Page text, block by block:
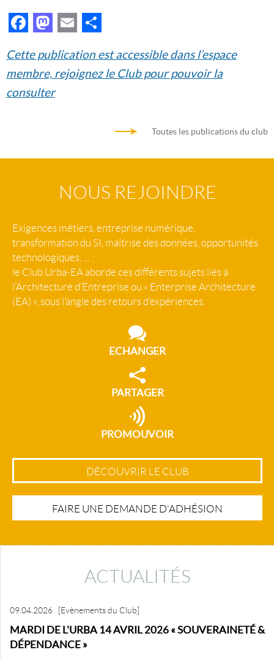
Facebook
Mastodon
Email
Cette publication est accessible dans l’espace
membre, rejoignez le Club pour pouvoir la
consulter
Toutes les publications du club
NOUS REJOINDRE
Exigences métiers, entreprise numérique,
transformation du SI, maîtrise des données, opportunités
technologiques, … :
le Club Urba-EA aborde ces différents sujets liés à
l’Architecture d’Entreprise ou « Enterprise Architecture
(EA) », sous l’angle des retours d’expériences.
ECHANGER
PARTAGER
PROMOUVOIR
DÉCOUVRIR LE CLUB
FAIRE UNE DEMANDE D'ADHÉSION
ACTUALITÉS
09.04.2026 [Evènements du Club]
MARDI DE L'URBA 14 AVRIL 2026 « SOUVERAINETÉ &
DÉPENDANCE »